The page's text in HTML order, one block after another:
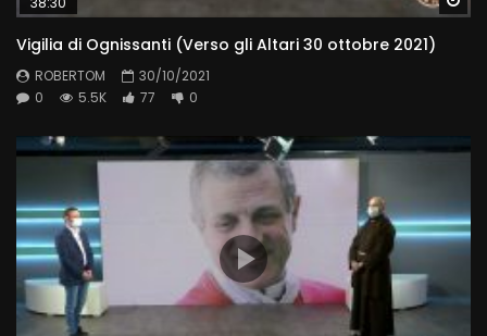
Vigilia di Ognissanti (Verso gli Altari 30 ottobre 2021)
ROBERTOM
30/10/2021
0
5.5K 77 0